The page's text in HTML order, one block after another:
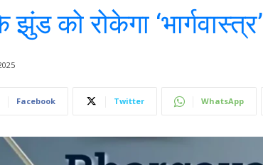
को रोकेगा ‘भार्गवास्त्र’
Facebook Twitter WhatsApp